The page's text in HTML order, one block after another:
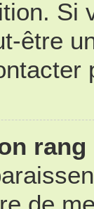
Si
être
de